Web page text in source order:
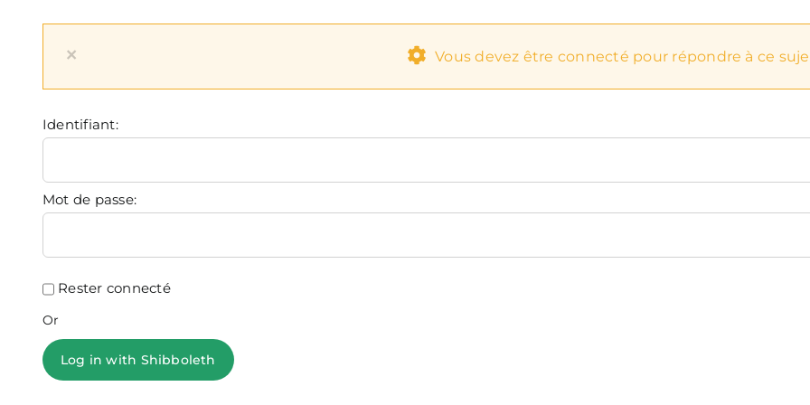
× Vous devez être connecté pour répondre à ce
Identifiant:
Mot de passe:
Rester connecté
Or
Log in with Shibboleth